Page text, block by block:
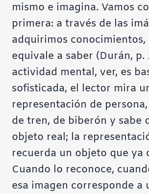
mismo e imagina. Vamos
primera: a través de las
adquirimos
equivale a saber (Durán, p.
actividad mental, ver, es
sofisticada, el lector mira
representación de
de tren, de biberón y sabe
objeto real; la
recuerda un objeto que ya
Cuando lo reconoce,
esa imagen corresponde a